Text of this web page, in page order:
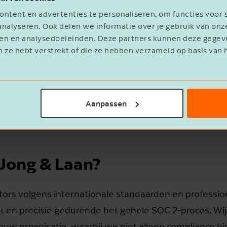
en advertenties te personaliseren, om functies voor
Ook delen we informatie over je gebruik van
en analysedoeleinden. Deze partners kunnen deze
hebt verstrekt of die ze hebben verzameld op basis van
Aanpassen
27001
van jouw zakelijke doelen, markteisen en
of uitbestede diensten aanbieden, biedt ISO
toepasbaar is op alle sectoren. Voor veel
en vereenvoudigt het toekomstige
& Laan?
volgens internationale standaarden en
precisie gedurende het gehele SOC 2-proces.